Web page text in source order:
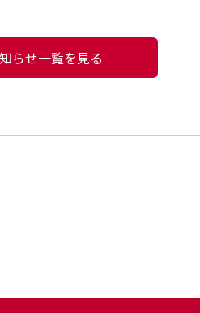
らせ一覧を見る